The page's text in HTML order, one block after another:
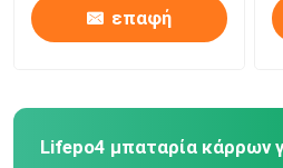
επαφή
Lifepo4 μπαταρία κάρρων